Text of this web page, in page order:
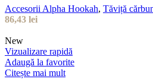
Accesorii Alpha Hookah, Tăviță
86,43 lei
New
Vizualizare rapidă
Adaugă la favorite
Citește mai mult